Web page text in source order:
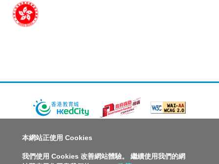
人才招募
聯絡我們
本網站正使用 Cookies
我們使用 Cookies 改善網站體驗。 繼續使用我們的網